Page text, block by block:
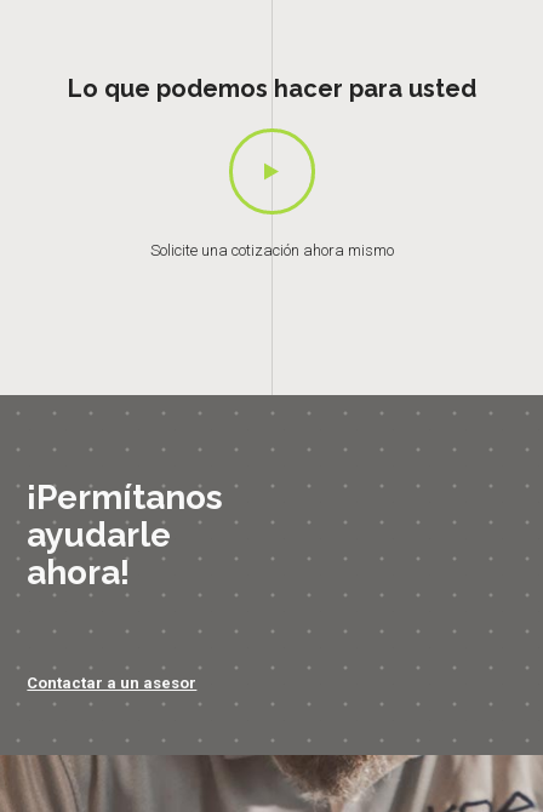
Lo que podemos hacer para usted
Solicite una cotización ahora mismo
¡Permítanos
ayudarle
ahora!
Contactar a un asesor